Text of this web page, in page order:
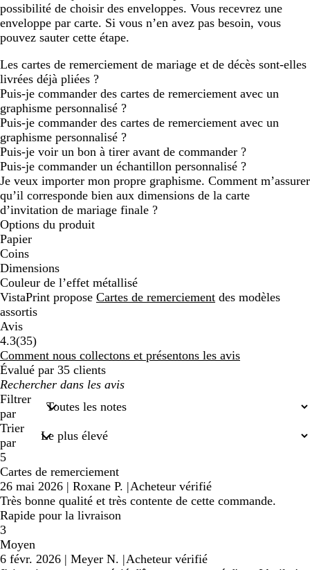
possibilité de choisir des enveloppes. Vous recevrez une
enveloppe par carte. Si vous n’en avez pas besoin, vous
pouvez sauter cette étape.
Les cartes de remerciement de mariage et de décès sont-elles
livrées déjà pliées ?
Puis-je commander des cartes de remerciement avec un
graphisme personnalisé ?
Puis-je commander des cartes de remerciement avec un
graphisme personnalisé ?
Puis-je voir un bon à tirer avant de commander ?
Puis-je commander un échantillon personnalisé ?
Je veux importer mon propre graphisme. Comment m’assurer
qu’il corresponde bien aux dimensions de la carte
d’invitation de mariage finale ?
Options du produit
Papier
Coins
Dimensions
Couleur de l’effet métallisé
VistaPrint propose Cartes de remerciement des modèles
assortis
Avis
4.3(3535
avis
)
Comment nous collectons et présentons les avis
Évalué par 35 clients
Mes
recherches
saisies
Filtrer
par
Trier
par
5
Cartes de remerciement
26 mai 2026 | Roxane P. |Acheteur vérifié
Très bonne qualité et très contente de cette commande.
Rapide pour la livraison
3
Moyen
6 févr. 2026 | Meyer N. |Acheteur vérifié